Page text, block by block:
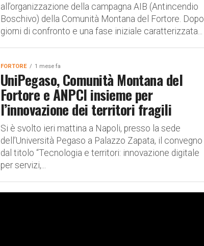
all’organizzazione della campagna AIB (Antincendio
Boschivo) della Comunità Montana del Fortore. Dopo
giorni di confronto e una fase iniziale caratterizzata...
FORTORE 1 mese fa
UniPegaso, Comunità Montana del
Fortore e ANPCI insieme per
l’innovazione dei territori fragili
Si è svolto ieri mattina a Napoli, presso la sede
dell’Università Pegaso a Palazzo Zapata, il convegno
dal titolo “Tecnologia e territori: innovazione digitale
per servizi,...